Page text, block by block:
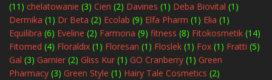
(11) chelatowanie (3) Cien (2) Davines (1) Deba Biovital (1)
Dermika (1) Dr Beta (2) Ecolab (9) Elfa Pharm (1) Elia (1)
Equilibra (6) Eveline (2) Farmona (9) fitness (8) Fitokosmetik (14)
Fitomed (4) Floraldix (1) Floresan (1) Floslek (1) Fox (1) Fratti (5)
Gal (3) Garnier (2) Gliss Kur (1) GO Cranberry (1) Green
Pharmacy (3) Green Style (1) Hairy Tale Cosmetics (2)